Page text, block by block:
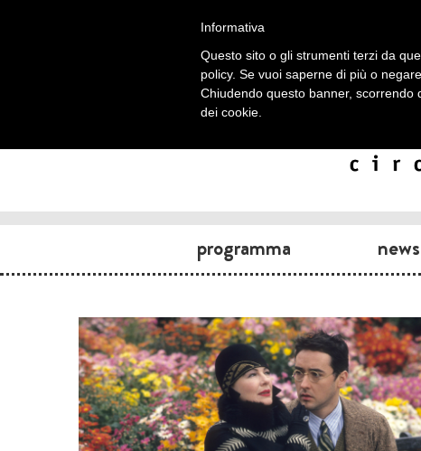
programma news
Informativa
Questo sito o gli strumenti terzi da
policy. Se vuoi saperne di più o
Chiudendo questo banner, scorrendo
dei cookie.